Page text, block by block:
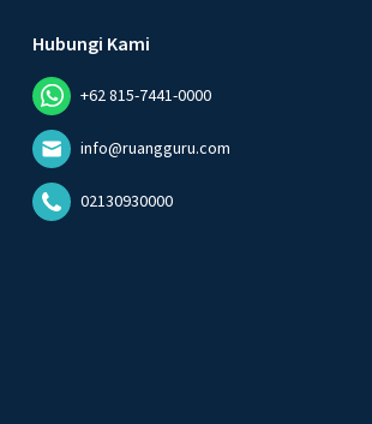
Hubungi Kami
+62 815-7441-0000
info@ruangguru.com
02130930000